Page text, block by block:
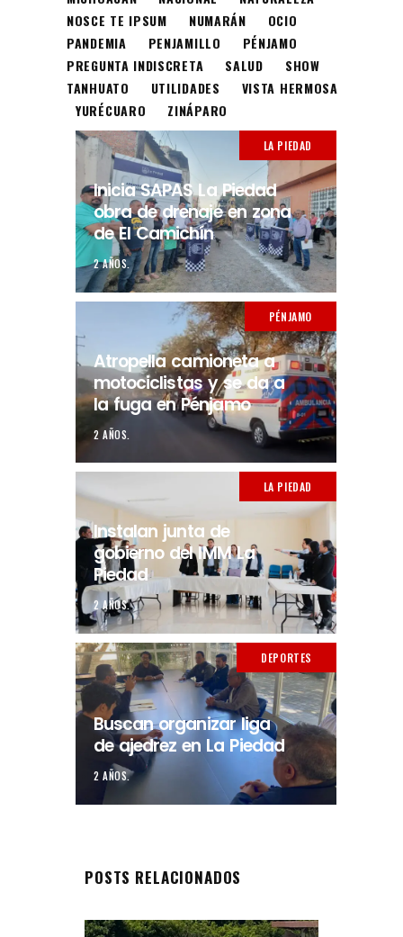
NOSCE TE IPSUM
NUMARÁN
OCIO
PANDEMIA
PENJAMILLO
PÉNJAMO
PREGUNTA INDISCRETA
SALUD
SHOW
TANHUATO
UTILIDADES
VISTA HERMOSA
YURÉCUARO
ZINÁPARO
LA PIEDAD
Inicia SAPAS La Piedad
obra de drenaje en zona
de El Camichín
2 AÑOS.
PÉNJAMO
Atropella camioneta a
motociclistas y se da a
la fuga en Pénjamo
2 AÑOS.
LA PIEDAD
Instalan junta de
gobierno del IMM La
Piedad
2 AÑOS.
DEPORTES
Buscan organizar liga
de ajedrez en La Piedad
2 AÑOS.
POSTS RELACIONADOS